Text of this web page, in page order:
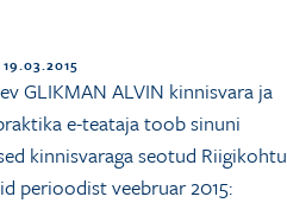
19.03.2015
GLIKMAN ALVIN kinnisvara ja
e-teataja toob sinuni
kinnisvaraga seotud Riigikohtu
perioodist veebruar 2015: